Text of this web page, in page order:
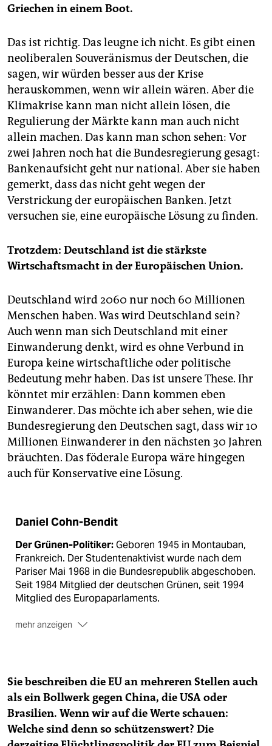
Griechen in einem Boot.
Das ist richtig. Das leugne ich nicht. Es gibt einen
neoliberalen Souveränismus der Deutschen, die
sagen, wir würden besser aus der Krise
herauskommen, wenn wir allein wären. Aber die
Klimakrise kann man nicht allein lösen, die
Regulierung der Märkte kann man auch nicht
allein machen. Das kann man schon sehen: Vor
zwei Jahren noch hat die Bundesregierung gesagt:
Bankenaufsicht geht nur national. Aber sie haben
gemerkt, dass das nicht geht wegen der
Verstrickung der europäischen Banken. Jetzt
versuchen sie, eine europäische Lösung zu finden.
Trotzdem: Deutschland ist die stärkste
Wirtschaftsmacht in der Europäischen Union.
Deutschland wird 2060 nur noch 60 Millionen
Menschen haben. Was wird Deutschland sein?
Auch wenn man sich Deutschland mit einer
Einwanderung denkt, wird es ohne Verbund in
Europa keine wirtschaftliche oder politische
Bedeutung mehr haben. Das ist unsere These. Ihr
könntet mir erzählen: Dann kommen eben
Einwanderer. Das möchte ich aber sehen, wie die
Bundesregierung den Deutschen sagt, dass wir 10
Millionen Einwanderer in den nächsten 30 Jahren
bräuchten. Das föderale Europa wäre hingegen
auch für Konservative eine Lösung.
Daniel Cohn-Bendit
Der Grünen-Politiker:Geboren 1945 in Montauban,
Frankreich. Der Studentenaktivist wurde nach dem
Pariser Mai 1968 in die Bundesrepublik abgeschoben.
Seit 1984 Mitglied der deutschen Grünen, seit 1994
Mitglied des Europaparlaments.
mehr anzeigen
haben sich die beiden EU-Abgeordneten an "Empört
Euch!" von Stéphane Hessel. Sie treten für einen
europäischen Bundesstaat mit einer Regierung in
Brüssel ein.
Die Buchvorstellung:Mit Ulrich Beck sowie den
Sie beschreiben die EU an mehreren Stellen auch
als ein Bollwerk gegen China, die USA oder
Brasilien. Wenn wir auf die Werte schauen:
Welche sind denn so schützenswert? Die